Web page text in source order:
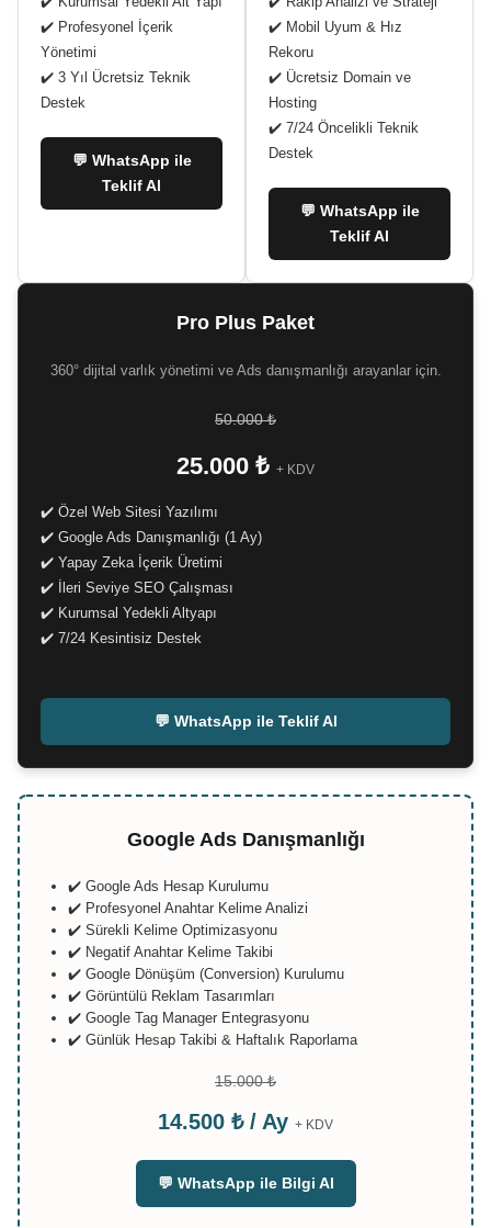
✔️ Profesyonel İçerik
Yönetimi
✔️ 3 Yıl Ücretsiz Teknik
Destek
💬 WhatsApp ile
Teklif Al
✔️ Mobil Uyum & Hız
Rekoru
✔️ Ücretsiz Domain ve
Hosting
✔️ 7/24 Öncelikli Teknik
Destek
💬 WhatsApp ile
Teklif Al
Pro Plus Paket
360° dijital varlık yönetimi ve Ads danışmanlığı arayanlar için.
50.000 ₺
25.000 ₺ + KDV
✔️ Özel Web Sitesi Yazılımı
✔️ Google Ads Danışmanlığı (1 Ay)
✔️ Yapay Zeka İçerik Üretimi
✔️ İleri Seviye SEO Çalışması
✔️ Kurumsal Yedekli Altyapı
✔️ 7/24 Kesintisiz Destek
💬 WhatsApp ile Teklif Al
Google Ads Danışmanlığı
✔️ Google Ads Hesap Kurulumu
✔️ Profesyonel Anahtar Kelime Analizi
✔️ Sürekli Kelime Optimizasyonu
✔️ Negatif Anahtar Kelime Takibi
✔️ Google Dönüşüm (Conversion) Kurulumu
✔️ Görüntülü Reklam Tasarımları
✔️ Google Tag Manager Entegrasyonu
✔️ Günlük Hesap Takibi & Haftalık Raporlama
15.000 ₺
14.500 ₺ / Ay + KDV
💬 WhatsApp ile Bilgi Al